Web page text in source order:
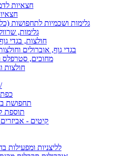
חצאיות
גלימות ושכמיות לתחפושות
גלימות,
חולצות, בגדי
בגדי גוף, אוברולים
מחוכים, סטרפלס
חולצות
מכנסיים לתחפושות /
תחפושת
תוספת
קיטים -
לליצניות ומפעילות